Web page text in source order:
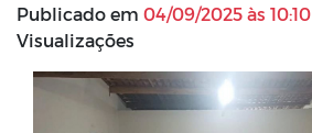
Publicado em 04/09/2025 às 10:10
Visualizações